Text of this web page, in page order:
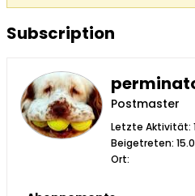
Subscription
Postmaster
Letzte Aktivität:
Beigetreten:
Ort: